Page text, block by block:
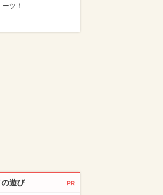
ーツ！
遊び PR